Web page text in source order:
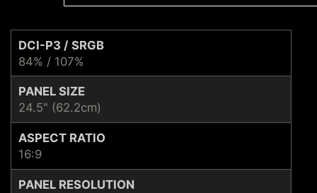
DCI-P3 / SRGB
84% / 107%
PANEL SIZE
24.5" (62.2cm)
ASPECT RATIO
16:9
PANEL RESOLUTION